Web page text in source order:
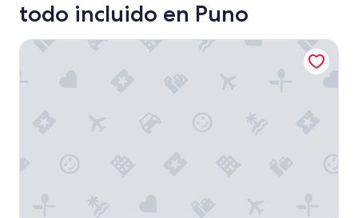
todo incluido en Puno
Uros Titicaca Uta Lodge